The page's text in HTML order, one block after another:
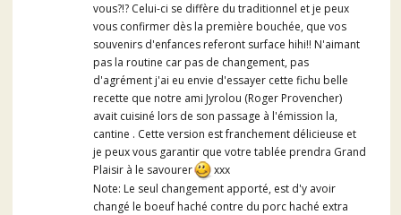
vous?!? Celui-ci se diffère du traditionnel et je peux
vous confirmer dès la première bouchée, que vos
souvenirs d'enfances referont surface hihi!! N'aimant
pas la routine car pas de changement, pas
d'agrément j'ai eu envie d'essayer cette fichu belle
recette que notre ami Jyrolou (Roger Provencher)
avait cuisiné lors de son passage à l'émission la,
cantine . Cette version est franchement délicieuse et
je peux vous garantir que votre tablée prendra Grand
Plaisir à le savourer
xxx
Note: Le seul changement apporté, est d'y avoir
changé le boeuf haché contre du porc haché extra